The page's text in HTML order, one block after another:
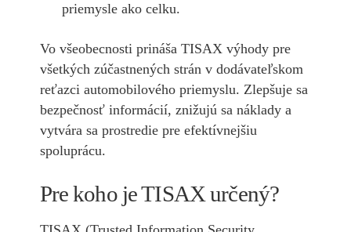
priemysle ako celku.
Vo všeobecnosti prináša TISAX výhody pre
všetkých zúčastnených strán v dodávateľskom
reťazci automobilového priemyslu. Zlepšuje sa
bezpečnosť informácií, znižujú sa náklady a
vytvára sa prostredie pre efektívnejšiu
spoluprácu.
Pre koho je TISAX určený?